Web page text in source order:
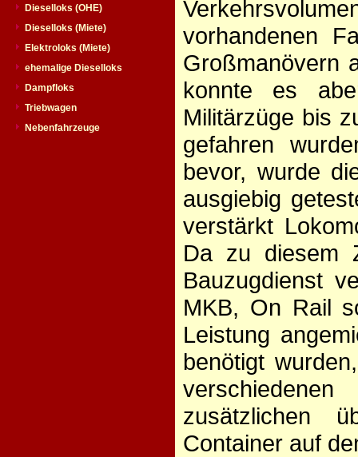
Dieselloks (OHE)
Dieselloks (Miete)
Elektroloks (Miete)
ehemalige Dieselloks
Dampfloks
Triebwagen
Nebenfahrzeuge
vorhandenen
Großmanövern
konnte es
Militärzüge bis
gefahren
bevor, wurde
ausgiebig
verstärkt
Da zu diesem
Bauzugdienst
MKB, On Rail
Leistung
benötigt
zusätzlichen
Container auf